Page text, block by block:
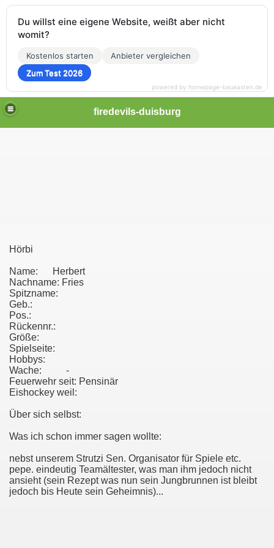
firedevils-duisburg
Hörbi
Name: Herbert
Nachname: Fries
Spitzname:
Geb.:
Pos.:
Rückennr.:
Größe:
Spielseite:
Hobbys:
Wache: -
Feuerwehr seit: Pensinär
Eishockey weil:
Über sich selbst:
Was ich schon immer sagen wollte:
nebst unserem Strutzi Sen. Organisator für Spiele etc.
pepe. eindeutig Teamältester, was man ihm jedoch nicht
ansieht (sein Rezept was nun sein Jungbrunnen ist bleibt
jedoch bis Heute sein Geheimnis)...
Du willst eine eigene Website, weißt aber nicht
womit?
Kostenlos starten
Anbieter vergleichen
Zum Test 2026
powered by homepage-baukasten.de